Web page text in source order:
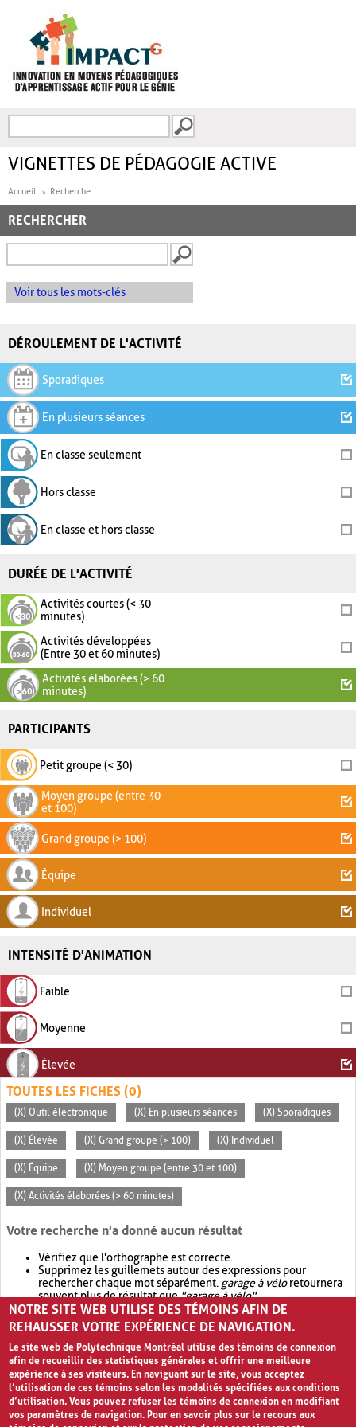
FORMULAIRE DE
VIGNETTES DE PÉDAGOGIE ACTIVE
Accueil Recherche
RECHERCHER
Voir tous les mots-clés
DÉROULEMENT DE L'ACTIVITÉ
Sporadiques
En plusieurs séances
En classe seulement
Hors classe
En classe et hors classe
DURÉE DE L'ACTIVITÉ
Activités courtes (< 30
minutes)
Activités développées
(Entre 30 et 60 minutes)
Activités élaborées (> 60
minutes)
PARTICIPANTS
Petit groupe (< 30)
Moyen groupe (entre 30
et 100)
Grand groupe (> 100)
Équipe
Individuel
INTENSITÉ D'ANIMATION
Faible
Moyenne
Élevée
TOUTES LES FICHES (0)
(X) Outil électronique (X) En plusieurs séances (X) Sporadiques
(X) Élevée (X) Grand groupe (> 100) (X) Individuel
(X) Équipe (X) Moyen groupe (entre 30 et 100)
(X) Activités élaborées (> 60 minutes)
Votre recherche n'a donné aucun résultat
Vérifiez que l'orthographe est correcte.
Supprimez les guillemets autour des expressions pour
rechercher chaque mot séparément. garage à véloretournera
souvent plus de résultat que"garage à vélo".
Envisagez d'élargir votre recherche avec OR.garage OR vélo
retournera souvent plus de résultat quegarage à vélo
NOTRE SITE WEB UTILISE DES TÉMOINS AFIN DE
REHAUSSER VOTRE EXPÉRIENCE DE NAVIGATION.
Le site web de Polytechnique Montréal utilise des témoins de connexion
afin de recueillir des statistiques générales et offrir une meilleure
expérience à ses visiteurs. En naviguant sur le site, vous acceptez
l’utilisation de ces témoins selon les modalités spécifiées aux conditions
d’utilisation. Vous pouvez refuser les témoins de connexion en modifiant
vos paramètres de navigation. Pour en savoir plus sur le recours aux